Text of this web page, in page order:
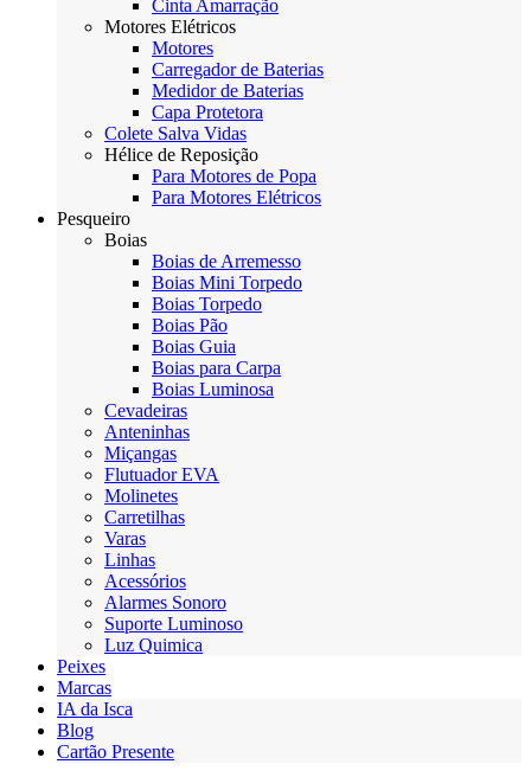
Cinta Amarração
Motores Elétricos
Motores
Carregador de Baterias
Medidor de Baterias
Capa Protetora
Colete Salva Vidas
Hélice de Reposição
Para Motores de Popa
Para Motores Elétricos
Pesqueiro
Boias
Boias de Arremesso
Boias Mini Torpedo
Boias Torpedo
Boias Pão
Boias Guia
Boias para Carpa
Boias Luminosa
Cevadeiras
Anteninhas
Miçangas
Flutuador EVA
Molinetes
Carretilhas
Varas
Linhas
Acessórios
Alarmes Sonoro
Suporte Luminoso
Luz Quimica
Peixes
Marcas
IA da Isca
Blog
Cartão Presente